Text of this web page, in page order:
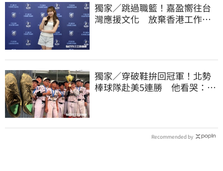
獨家／跳過職籃！嘉盈嚮往台
灣應援文化 放棄香港工作跨
獨家／穿破鞋拚回冠軍！北勢
棒球隊赴美5連勝 他看哭：台
Recommended by